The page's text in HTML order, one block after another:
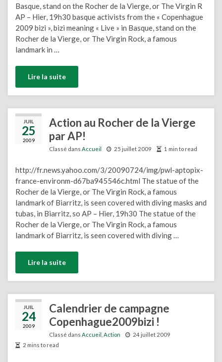
Basque, stand on the Rocher de la Vierge, or The Virgin R
AP – Hier, 19h30 basque activists from the « Copenhague
2009 bizi », bizi meaning « Live » in Basque, stand on the
Rocher de la Vierge, or The Virgin Rock, a famous
landmark in …
Lire la suite
JUIL
25
2009
Action au Rocher de la Vierge
par AP!
Classé dans Accueil 25 juillet 2009 1 min to read
http://fr.news.yahoo.com/3/20090724/img/pwl-aptopix-
france-environm-d67ba945546c.html The statue of the
Rocher de la Vierge, or The Virgin Rock, a famous
landmark of Biarritz, is seen covered with diving masks and
tubas, in Biarritz, so AP – Hier, 19h30 The statue of the
Rocher de la Vierge, or The Virgin Rock, a famous
landmark of Biarritz, is seen covered with diving …
Lire la suite
JUIL
24
2009
Calendrier de campagne
Copenhague2009bizi !
Classé dans Accueil Action
24 juillet 2009
2 mins to read